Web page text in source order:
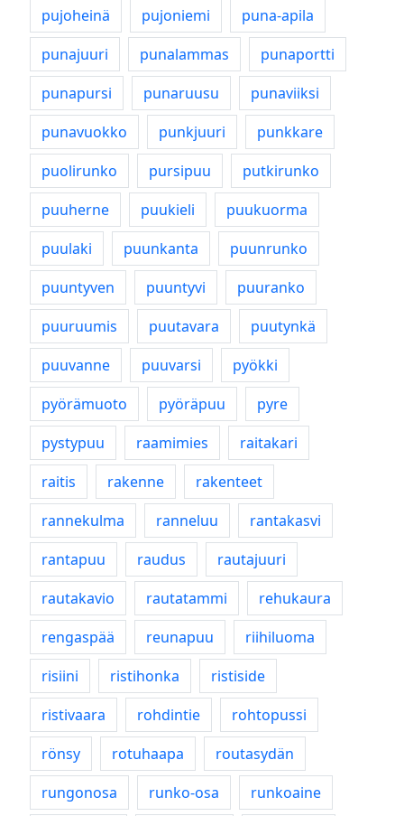
pujoheinä
pujoniemi
puna-apila
punajuuri
punalammas
punaportti
punapursi
punaruusu
punaviiksi
punavuokko
punkjuuri
punkkare
puolirunko
pursipuu
putkirunko
puuherne
puukieli
puukuorma
puulaki
puunkanta
puunrunko
puuntyven
puuntyvi
puuranko
puuruumis
puutavara
puutynkä
puuvanne
puuvarsi
pyökki
pyörämuoto
pyöräpuu
pyre
pystypuu
raamimies
raitakari
raitis
rakenne
rakenteet
rannekulma
ranneluu
rantakasvi
rantapuu
raudus
rautajuuri
rautakavio
rautatammi
rehukaura
rengaspää
reunapuu
riihiluoma
risiini
ristihonka
ristiside
ristivaara
rohdintie
rohtopussi
rönsy
rotuhaapa
routasydän
rungonosa
runko-osa runkoaine